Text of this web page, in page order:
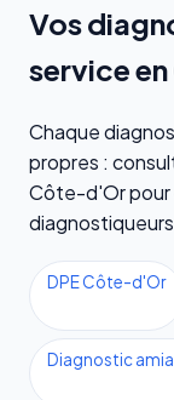
Vos
service
Chaque
propres :
Côte-d'Or pour
DPE Côte-d'Or
Diagnostic